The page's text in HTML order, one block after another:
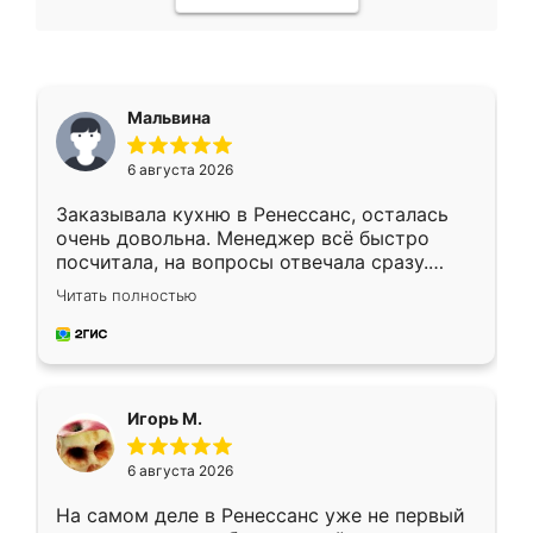
Мальвина
6 августа 2026
Заказывала кухню в Ренессанс, осталась
очень довольна. Менеджер всё быстро
посчитала, на вопросы отвечала сразу.
Замерщик приехал в субботу, подошёл к
делу со всей ответственностью. Собрали
за день, ребята работали аккуратно, даже
Читать полностью
Игорь М.
6 августа 2026
На самом деле в Ренессанс уже не первый